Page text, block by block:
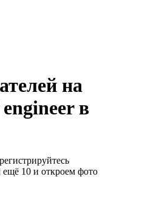
на
в
10 и откроем фото